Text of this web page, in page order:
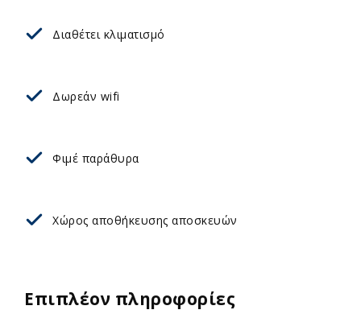
Διαθέτει κλιματισμό
Δωρεάν wifi
Φιμέ παράθυρα
Χώρος αποθήκευσης αποσκευών
Επιπλέον πληροφορίες